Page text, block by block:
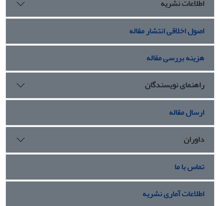
اطلاعات نشریه
اصول اخلاقی انتشار مقاله
هزینه بررسی مقاله
راهنمای نویسندگان
ارسال مقاله
داوران
تماس با ما
اطلاعات آماری نشریه